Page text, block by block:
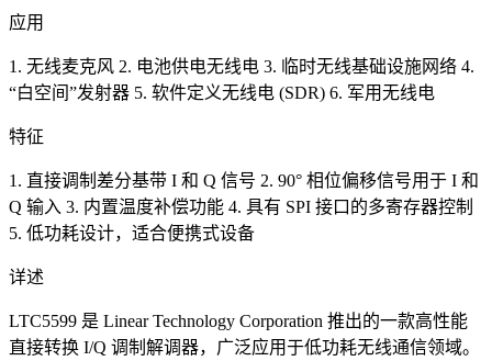
应用
1. 无线麦克风 2. 电池供电无线电 3. 临时无线基础设施网络 4.
“白空间”发射器 5. 软件定义无线电 (SDR) 6. 军用无线电
特征
1. 直接调制差分基带 I 和 Q 信号 2. 90° 相位偏移信号用于 I 和
Q 输入 3. 内置温度补偿功能 4. 具有 SPI 接口的多寄存器控制
5. 低功耗设计，适合便携式设备
详述
LTC5599 是 Linear Technology Corporation 推出的一款高性能
直接转换 I/Q 调制解调器，广泛应用于低功耗无线通信领域。